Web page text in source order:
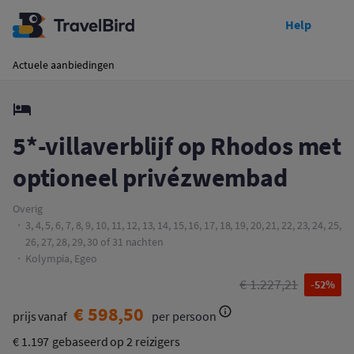
Help
Actuele aanbiedingen
Toon prijzen
5*-villaverblijf op Rhodos met
optioneel privézwembad
Overig
3, 4, 5, 6, 7, 8, 9, 10, 11, 12, 13, 14, 15, 16, 17, 18, 19, 20, 21, 22, 23, 24, 25,
26, 27, 28, 29, 30 of 31 nachten
Kolympia, Egeo
€ 1.227,21 -52%
prijs vanaf € 598,50 per persoon
€ 1.197 gebaseerd op 2 reizigers